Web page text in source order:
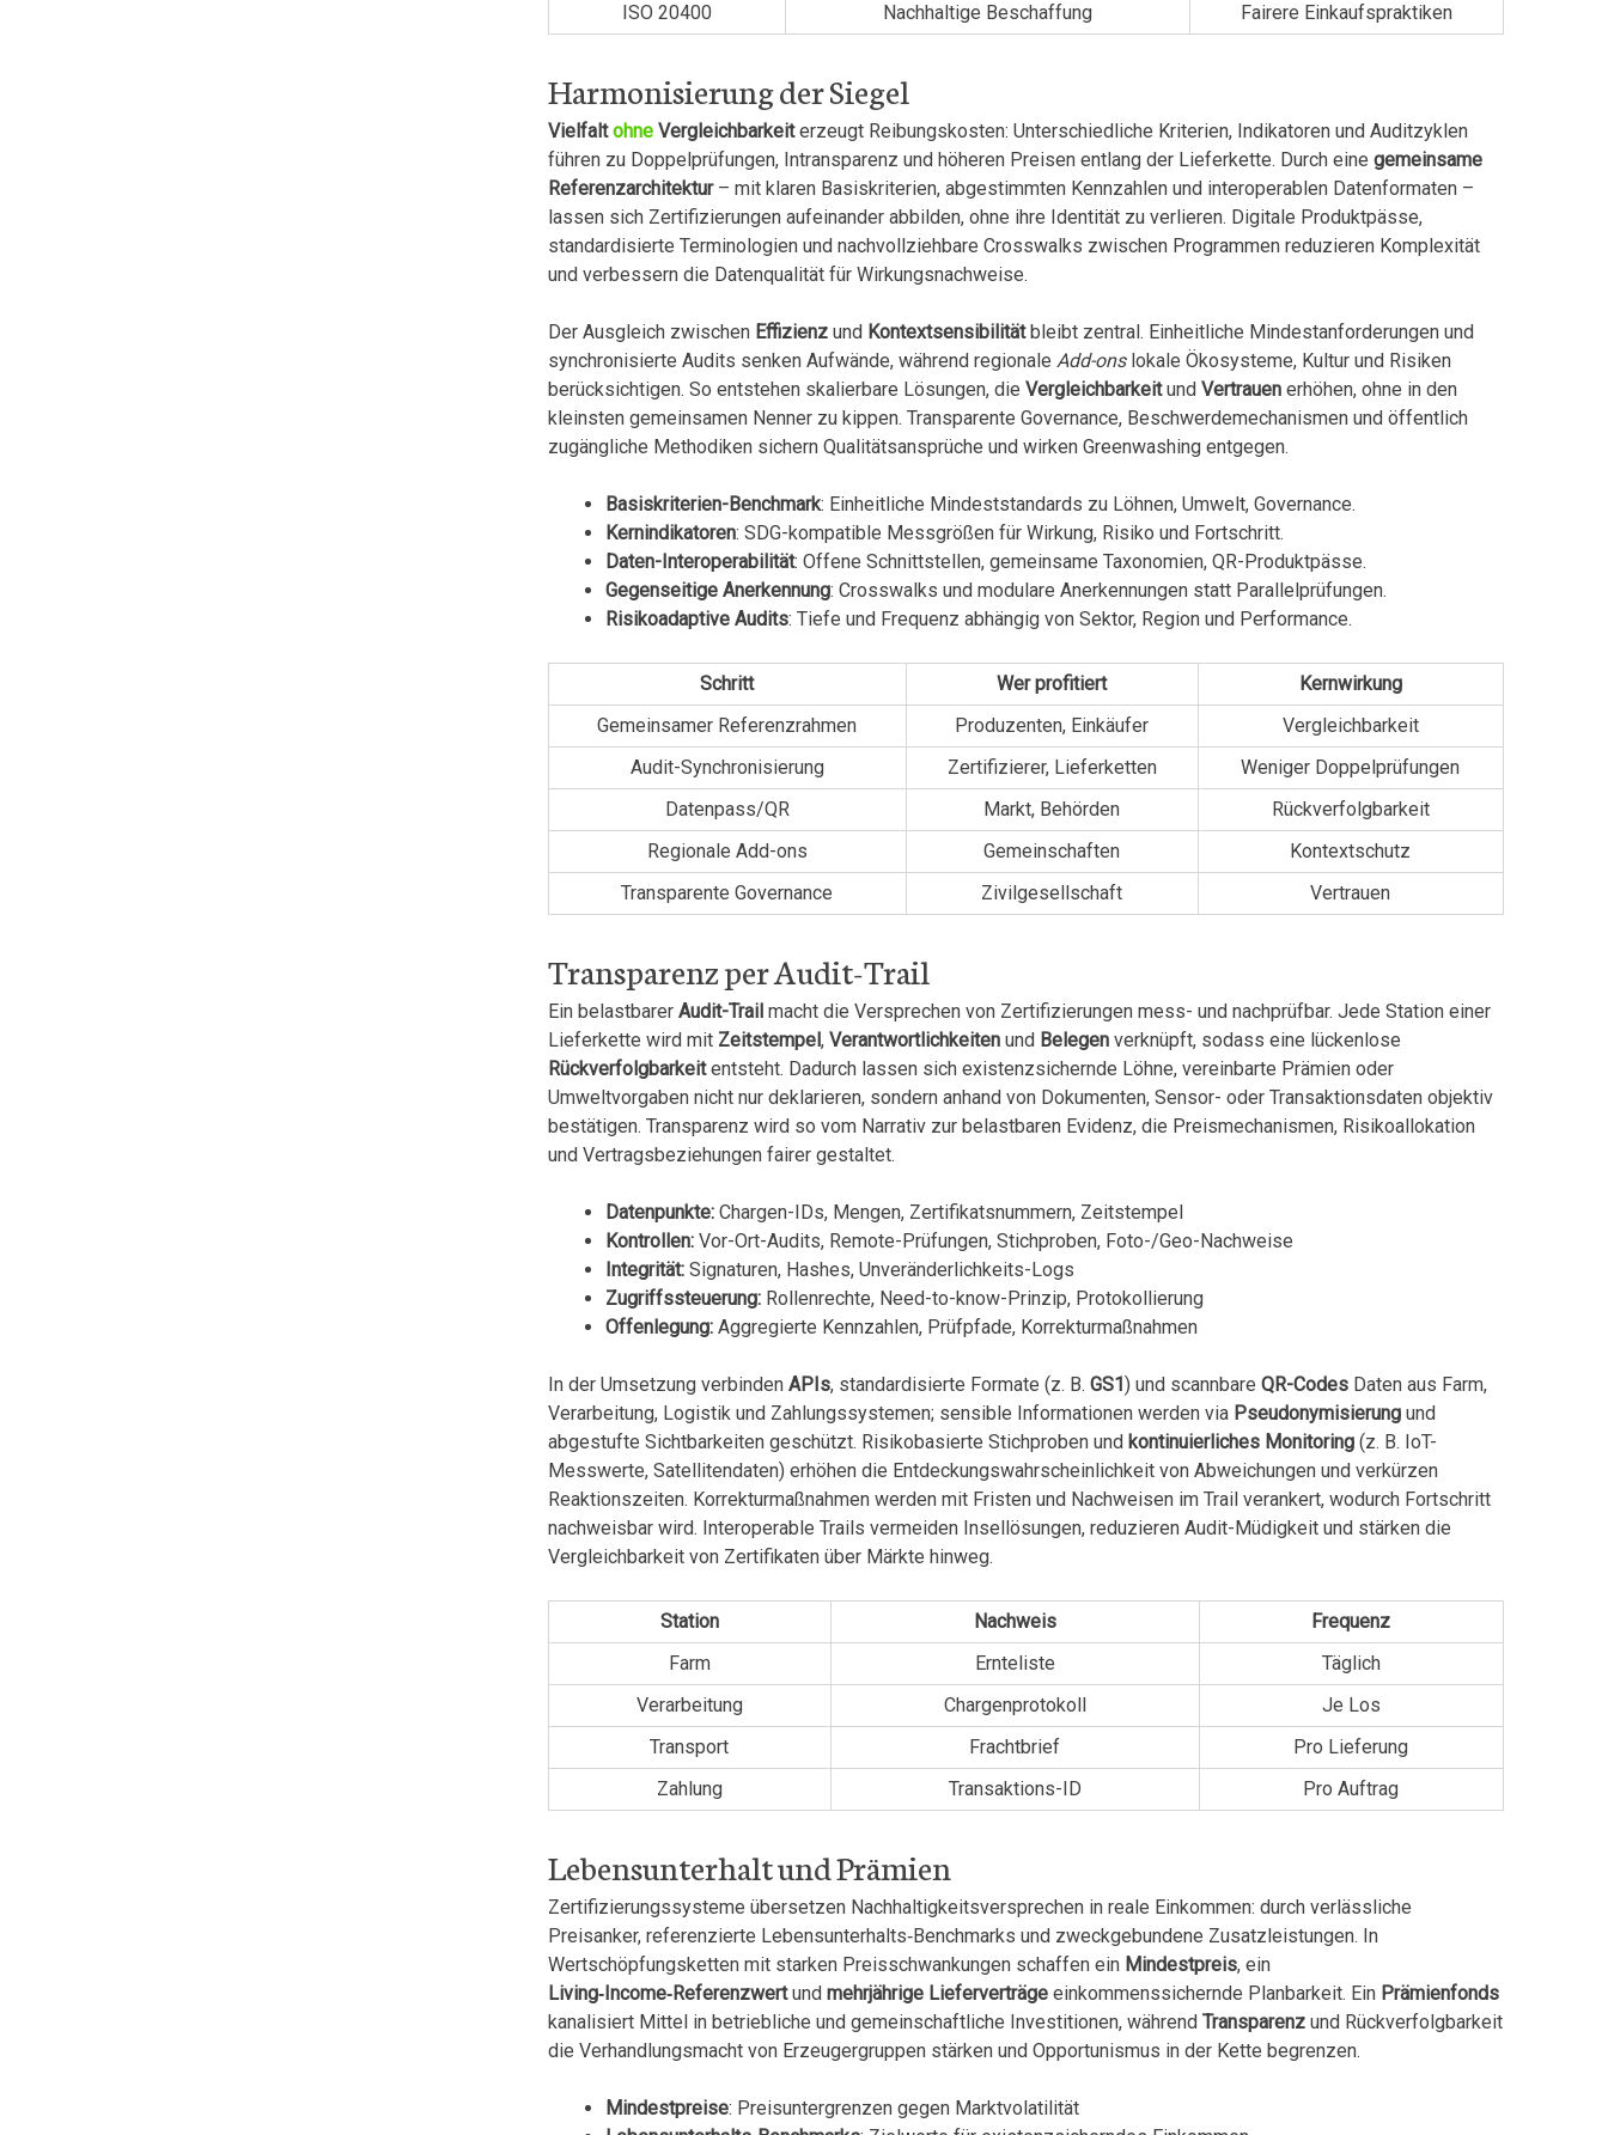
ISO 20400
Nachhaltige Beschaffung Fairere Einkaufspraktiken
Harmonisierung der Siegel
VielfaltohneVergleichbarkeiterzeugt Reibungskosten: Unterschiedliche Kriterien, Indikatoren und Auditzyklen
führen zu Doppelprüfungen, Intransparenz und höheren Preisen entlang der Lieferkette. Durch eine gemeinsame
Referenzarchitektur– mit klaren Basiskriterien, abgestimmten Kennzahlen und interoperablen Datenformaten –
lassen sich Zertifizierungen aufeinander abbilden, ohne ihre Identität zu verlieren. Digitale Produktpässe,
standardisierte Terminologien und nachvollziehbare Crosswalks zwischen Programmen reduzieren Komplexität
und verbessern die Datenqualität für Wirkungsnachweise.
Der Ausgleich zwischen Effizienzund Kontextsensibilitätbleibt zentral. Einheitliche Mindestanforderungen und
synchronisierte Audits senken Aufwände, während regionale Add-onslokale Ökosysteme, Kultur und Risiken
berücksichtigen. So entstehen skalierbare Lösungen, die Vergleichbarkeitund Vertrauenerhöhen, ohne in den
kleinsten gemeinsamen Nenner zu kippen. Transparente Governance, Beschwerdemechanismen und öffentlich
zugängliche Methodiken sichern Qualitätsansprüche und wirken Greenwashing entgegen.
Basiskriterien-Benchmark: Einheitliche Mindeststandards zu Löhnen, Umwelt, Governance.
Kernindikatoren: SDG-kompatible Messgrößen für Wirkung, Risiko und Fortschritt.
Daten-Interoperabilität: Offene Schnittstellen, gemeinsame Taxonomien, QR-Produktpässe.
Gegenseitige Anerkennung: Crosswalks und modulare Anerkennungen statt Parallelprüfungen.
Risikoadaptive Audits: Tiefe und Frequenz abhängig von Sektor, Region und Performance.
Schritt Wer profitiert
Kernwirkung
Gemeinsamer Referenzrahmen
Produzenten, Einkäufer
Vergleichbarkeit
Audit-Synchronisierung
Zertifizierer, Lieferketten
Weniger Doppelprüfungen
Datenpass/QR
Markt, Behörden
Rückverfolgbarkeit
Regionale Add-ons
Gemeinschaften
Kontextschutz
Transparente Governance
Zivilgesellschaft Vertrauen
Transparenz per Audit-Trail
Ein belastbarer Audit-Trailmacht die Versprechen von Zertifizierungen mess- und nachprüfbar. Jede Station einer
Lieferkette wird mit Zeitstempel, Verantwortlichkeitenund Belegenverknüpft, sodass eine lückenlose
Rückverfolgbarkeitentsteht. Dadurch lassen sich existenzsichernde Löhne, vereinbarte Prämien oder
Umweltvorgaben nicht nur deklarieren, sondern anhand von Dokumenten, Sensor- oder Transaktionsdaten objektiv
bestätigen. Transparenz wird so vom Narrativ zur belastbaren Evidenz, die Preismechanismen, Risikoallokation
und Vertragsbeziehungen fairer gestaltet.
Datenpunkte:Chargen-IDs, Mengen, Zertifikatsnummern, Zeitstempel
Kontrollen:Vor-Ort-Audits, Remote-Prüfungen, Stichproben, Foto-/Geo-Nachweise
Integrität:Signaturen, Hashes, Unveränderlichkeits-Logs
Zugriffssteuerung:Rollenrechte, Need-to-know-Prinzip, Protokollierung
Offenlegung:Aggregierte Kennzahlen, Prüfpfade, Korrekturmaßnahmen
In der Umsetzung verbinden APIs, standardisierte Formate (z. B. GS1) und scannbare QR-CodesDaten aus Farm,
Verarbeitung, Logistik und Zahlungssystemen; sensible Informationen werden via Pseudonymisierungund
abgestufte Sichtbarkeiten geschützt. Risikobasierte Stichproben und kontinuierliches Monitoring(z. B. IoT-
Messwerte, Satellitendaten) erhöhen die Entdeckungswahrscheinlichkeit von Abweichungen und verkürzen
Reaktionszeiten. Korrekturmaßnahmen werden mit Fristen und Nachweisen im Trail verankert, wodurch Fortschritt
nachweisbar wird. Interoperable Trails vermeiden Insellösungen, reduzieren Audit-Müdigkeit und stärken die
Vergleichbarkeit von Zertifikaten über Märkte hinweg.
Station Nachweis
Frequenz
Farm
Ernteliste
Täglich
Verarbeitung
Chargenprotokoll
Je Los
Transport
Frachtbrief
Pro Lieferung
Zahlung
Transaktions-ID Pro Auftrag
Lebensunterhalt und Prämien
Zertifizierungssysteme übersetzen Nachhaltigkeitsversprechen in reale Einkommen: durch verlässliche
Preisanker, referenzierte Lebensunterhalts‑Benchmarks und zweckgebundene Zusatzleistungen. In
Wertschöpfungsketten mit starken Preisschwankungen schaffen ein Mindestpreis, ein
Living‑Income‑Referenzwertund mehrjährige Lieferverträgeeinkommenssichernde Planbarkeit. Ein Prämienfonds
kanalisiert Mittel in betriebliche und gemeinschaftliche Investitionen, während Transparenzund Rückverfolgbarkeit
die Verhandlungsmacht von Erzeugergruppen stärken und Opportunismus in der Kette begrenzen.
Mindestpreise: Preisuntergrenzen gegen Marktvolatilität